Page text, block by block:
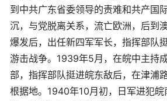
到中共广东省委领导的责难和共产国
沉，与党脱离关系，流亡欧洲，后到
爆发后，出任新四军军长，指挥部队
游击战争。1939年5月，在皖中主持
部，指挥部队挺进皖东敌后，在津浦
根据地。1940年10月初，日军进犯